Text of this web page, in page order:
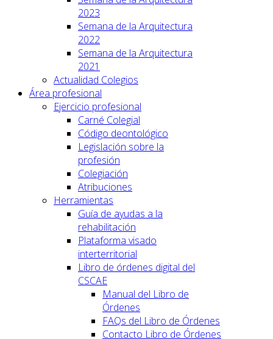
2023
Semana de la Arquitectura
2022
Semana de la Arquitectura
2021
Actualidad Colegios
Área profesional
Ejercicio profesional
Carné Colegial
Código deontológico
Legislación sobre la
profesión
Colegiación
Atribuciones
Herramientas
Guía de ayudas a la
rehabilitación
Plataforma visado
interterritorial
Libro de órdenes digital del
CSCAE
Manual del Libro de
Órdenes
FAQs del Libro de Órdenes
Contacto Libro de Órdenes